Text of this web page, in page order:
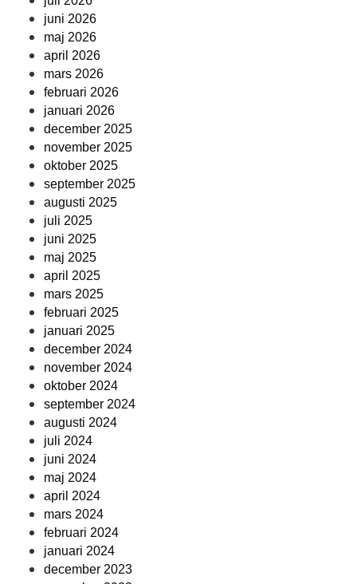
juni 2026
maj 2026
april 2026
mars 2026
februari 2026
januari 2026
december 2025
november 2025
oktober 2025
september 2025
augusti 2025
juli 2025
juni 2025
maj 2025
april 2025
mars 2025
februari 2025
januari 2025
december 2024
november 2024
oktober 2024
september 2024
augusti 2024
juli 2024
juni 2024
maj 2024
april 2024
mars 2024
februari 2024
januari 2024
december 2023